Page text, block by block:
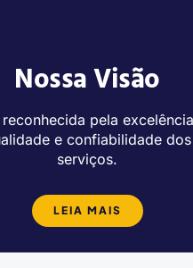
Nossa Visão
reconhecida pela
e confiabilidade dos
serviços.
LEIA MAIS